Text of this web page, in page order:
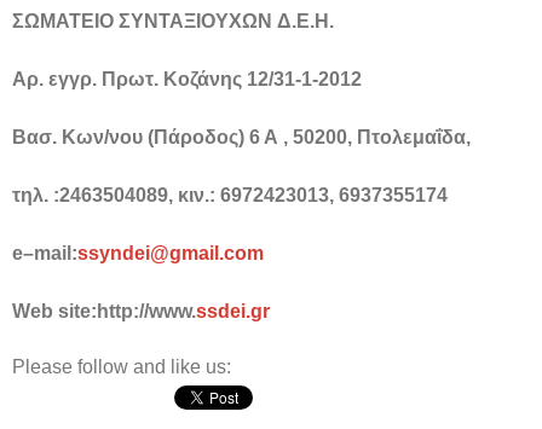
ΣΩΜΑΤΕΙΟ ΣΥΝΤΑΞΙΟΥΧΩΝ Δ.Ε.Η.
Αρ. εγγρ. Πρωτ. Κοζάνης 12/31-1-2012
Βασ. Κων/νου (Πάροδος) 6 Α , 50200, Πτολεμαΐδα,
τηλ. :2463504089, κιν.: 6972423013, 6937355174
e–mail:ssyndei@gmail.com
Web site:http://www.ssdei.gr
Please follow and like us: